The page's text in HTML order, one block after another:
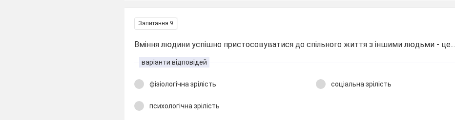
Запитання 9
Вміння людини успішно пристосовуватися до спільного життя з іншими людьми - це...
варіанти відповідей
фізіологічна зрілість соціальна зрілість
психологічна зрілість